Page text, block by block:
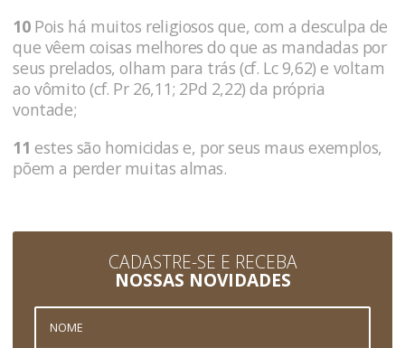
10Pois há muitos religio­sos que, com a desculpa de
que vêem coi­sas melhores do que as mandadas por
seus pre­lados, olham para trás (cf. Lc 9,62) e voltam
ao vômito (cf. Pr 26,11; 2Pd 2,22) da própria
vontade;
11 estes são homicidas e, por seus maus exemplos,
põem a perder muitas al­mas.
CADASTRE-SE E RECEBA
NOSSAS NOVIDADES